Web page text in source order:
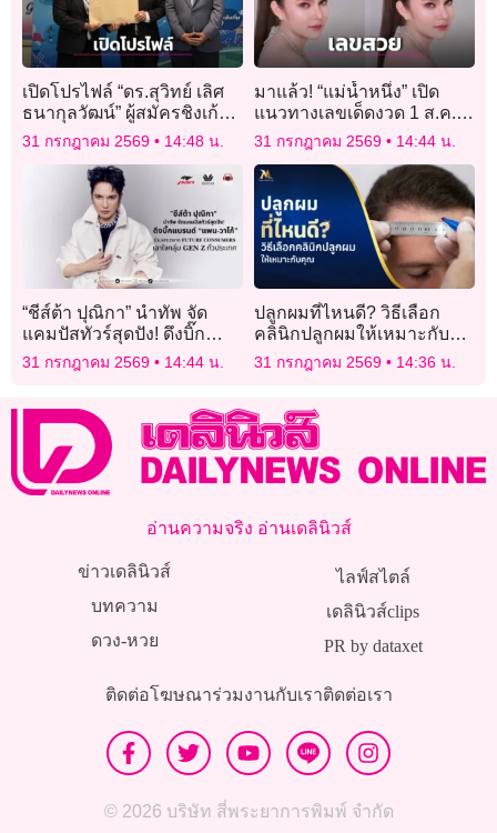
เปิดโปรไฟล์ “ดร.สุวิทย์ เลิศ
ธนากุลวัฒน์” ผู้สมัครชิงเก้าอี้
ผู้ว่าการ กกท. ขออาสานำ
ความรู้พลิกโฉมกีฬาไทย
31 กรกฎาคม 2569 14:48 น.
มาแล้ว! “แม่น้ำหนึ่ง” เปิด
แนวทางเลขเด็ดงวด 1 ส.ค.
69 ชูเลขเด่น คอหวยจับตา
เลขท้าย 2 ตัว-3 ตัว
31 กรกฎาคม 2569 14:44 น.
“ชีส์ต้า ปุณิกา” นำทัพ จัด
แคมปัสทัวร์สุดปัง! ดึงบิ๊ก
แบรนด์ “แพน-วาโก้” ร่วม
เจาะตลาด Future
Z ทั่วประเทศ
31 กรกฎาคม 2569 14:44 น.
ปลูกผมที่ไหนดี? วิธีเลือก
คลินิกปลูกผมให้เหมาะกับ
คุณ
31 กรกฎาคม 2569 14:36 น.
อ่านความจริง อ่านเดลินิวส์
ข่าวเดลินิวส์
บทความ
ดวง-หวย
ไลฟ์สไตล์
เดลินิวส์clips
PR by dataxet
ติดต่อโฆษณาร่วมงานกับเราติดต่อเรา
© 2026 บริษัท สี่พระยาการพิมพ์ จำกัด